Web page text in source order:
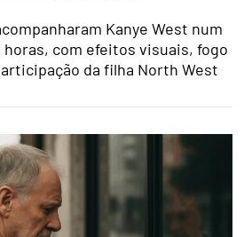
Kanye West num
com efeitos visuais, fogo
da filha North West